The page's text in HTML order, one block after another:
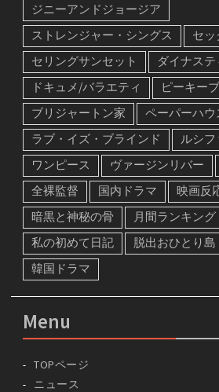
ジニーアンドジョージア
ストレンジャー・シングス
セッ
セリングサンセット
ダイナステ
ドキュメ/バラエティ
ピーキー
ブリジャートン家
ペーパーハウ
ラブ・イズ・ブラインド
ルシフ
ワンピース
ヴァージンリバー
全裸監督
国内ドラマ
映画反
暗黒と神秘の骨
月間ランキング
私の初めて日記
脱出おひとり島
韓国ドラマ
Menu
TOPページ
ニュース